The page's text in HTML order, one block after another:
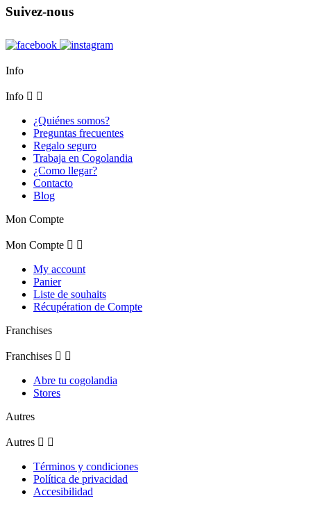
Suivez-nous
Info
Info  
¿Quiénes somos?
Preguntas frecuentes
Regalo seguro
Trabaja en Cogolandia
¿Como llegar?
Contacto
Blog
Mon Compte
Mon Compte  
My account
Panier
Liste de souhaits
Récupération de Compte
Franchises
Franchises  
Abre tu cogolandia
Stores
Autres
Autres  
Términos y condiciones
Política de privacidad
Accesibilidad